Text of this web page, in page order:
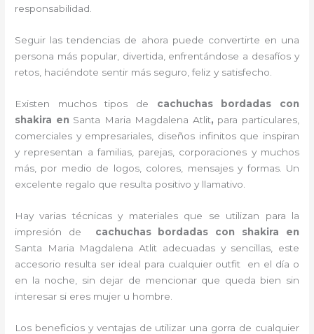
responsabilidad.
Seguir las tendencias de ahora puede convertirte en una
persona más popular, divertida, enfrentándose a desafíos y
retos, haciéndote sentir más seguro, feliz y satisfecho.
Existen muchos tipos de cachuchas bordadas con
shakira en Santa Maria Magdalena Atlit, para particulares,
comerciales y empresariales, diseños infinitos que inspiran
y representan a familias, parejas, corporaciones y muchos
más, por medio de logos, colores, mensajes y formas. Un
excelente regalo que resulta positivo y llamativo.
Hay varias técnicas y materiales que se utilizan para la
impresión de cachuchas bordadas con shakira en
Santa Maria Magdalena Atlit adecuadas y sencillas, este
accesorio resulta ser ideal para cualquier outfit en el día o
en la noche, sin dejar de mencionar que queda bien sin
interesar si eres mujer u hombre.
Los beneficios y ventajas de utilizar una gorra de cualquier